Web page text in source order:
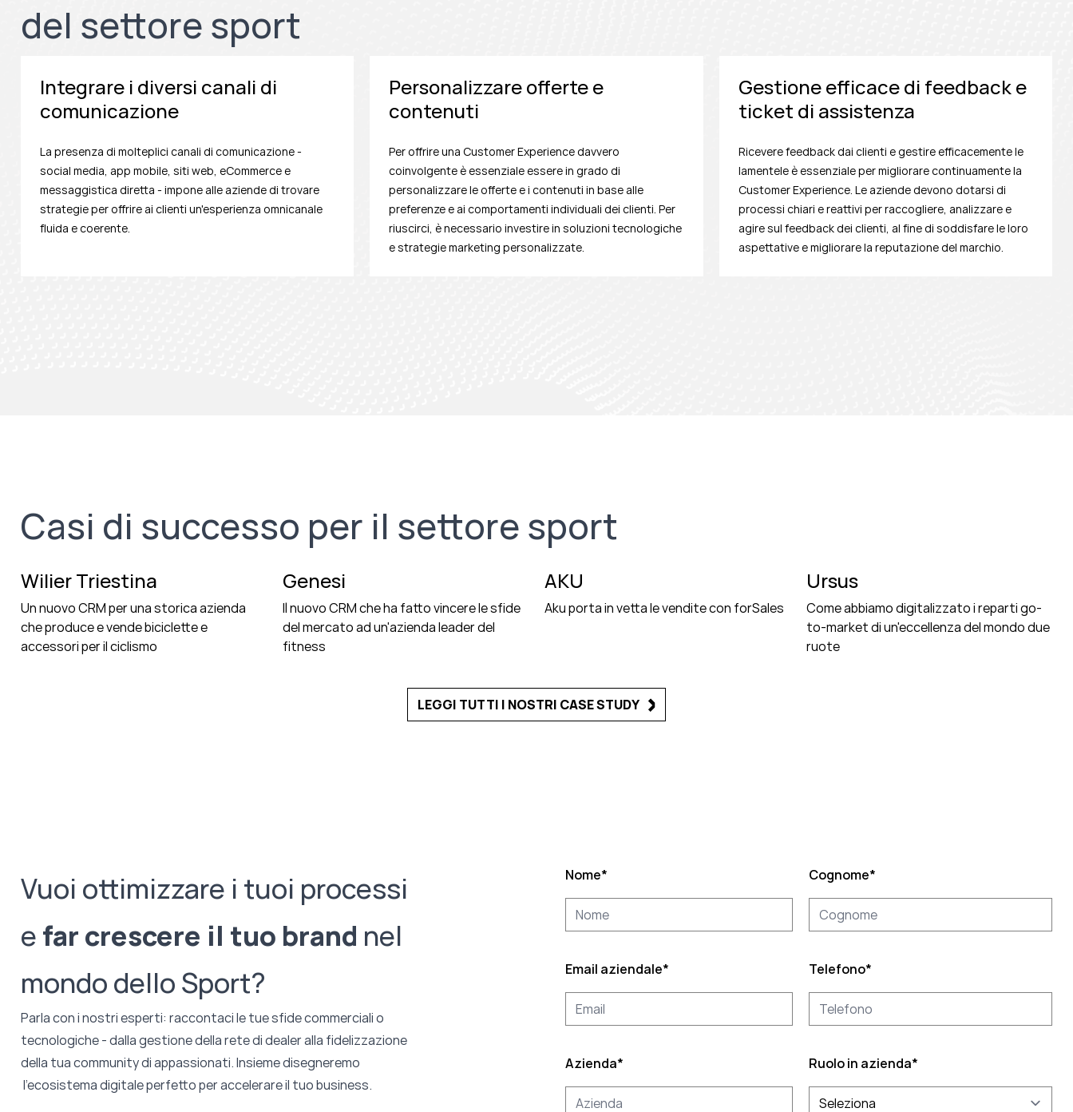
del settore sport
Integrare i diversi canali di
comunicazione
La presenza di molteplici canali di comunicazione -
social media, app mobile, siti web, eCommerce e
messaggistica diretta - impone alle aziende di trovare
strategie per offrire ai clienti un'esperienza omnicanale
fluida e coerente.
Personalizzare offerte e
contenuti
Per offrire una Customer Experience davvero
coinvolgente è essenziale essere in grado di
personalizzare le offerte e i contenuti in base alle
preferenze e ai comportamenti individuali dei clienti. Per
riuscirci, è necessario investire in soluzioni tecnologiche
e strategie marketing personalizzate.
Gestione efficace di feedback e
ticket di assistenza
Ricevere feedback dai clienti e gestire efficacemente le
lamentele è essenziale per migliorare continuamente la
Customer Experience. Le aziende devono dotarsi di
processi chiari e reattivi per raccogliere, analizzare e
agire sul feedback dei clienti, al fine di soddisfare le loro
aspettative e migliorare la reputazione del marchio.
Casi di successo per il settore sport
Wilier Triestina
Un nuovo CRM per una storica azienda
che produce e vende biciclette e
accessori per il ciclismo
Genesi
Il nuovo CRM che ha fatto vincere le sfide
del mercato ad un'azienda leader del
fitness
AKU
Aku porta in vetta le vendite con forSales
Ursus
Come abbiamo digitalizzato i reparti go-
to-market di un'eccellenza del mondo due
ruote
LEGGI TUTTI I NOSTRI CASE STUDY
Vuoi ottimizzare i tuoi processi
efar crescere il tuo brand nel
mondo dello Sport?
Parla con i nostri esperti: raccontaci le tue sfide commerciali o
tecnologiche - dalla gestione della rete di dealer alla fidelizzazione
della tua community di appassionati. Insieme disegneremo
l'ecosistema digitale perfetto per accelerare il tuo business.
Nome* Cognome*
Email aziendale* Telefono*
Azienda* Ruolo in azienda*